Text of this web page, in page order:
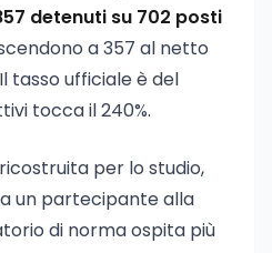
detenuti su 702 posti
a 357 al netto
tasso ufficiale è del
tocca il 240%.
per lo studio,
un partecipante alla
di norma ospita più